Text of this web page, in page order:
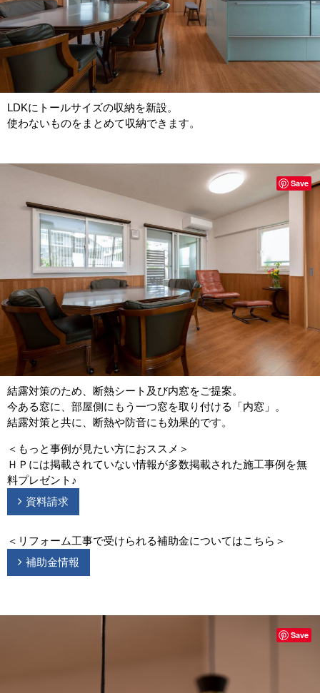
LDKにトールサイズの収納を新設。
使わないものをまとめて収納できます。
結露対策のため、断熱シート及び内窓をご提案。
今ある窓に、部屋側にもう一つ窓を取り付ける「内窓」。
結露対策と共に、断熱や防音にも効果的です。
＜もっと事例が見たい方におススメ＞
ＨＰには掲載されていない情報が多数掲載された施工事例を無
料プレゼント♪
資料請求
＜リフォーム工事で受けられる補助金についてはこちら＞
補助金情報
Save
Save